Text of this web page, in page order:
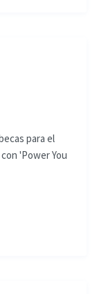
para el
'Power You